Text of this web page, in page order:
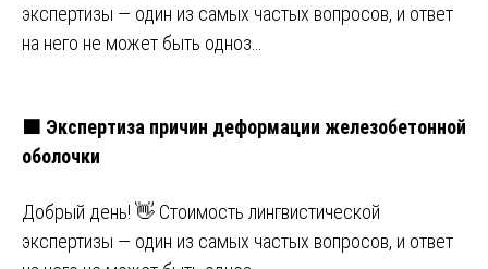
экспертизы — один из самых частых вопросов, и ответ
на него не может быть одноз…
🟧 Экспертиза причин деформации железобетонной
оболочки
Добрый день! 👋 Стоимость лингвистической
экспертизы — один из самых частых вопросов, и ответ